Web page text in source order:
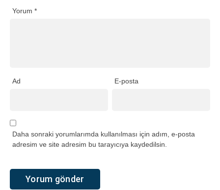
Yorum *
Ad E-posta
Daha sonraki yorumlarımda kullanılması için adım, e-posta
adresim ve site adresim bu tarayıcıya kaydedilsin.